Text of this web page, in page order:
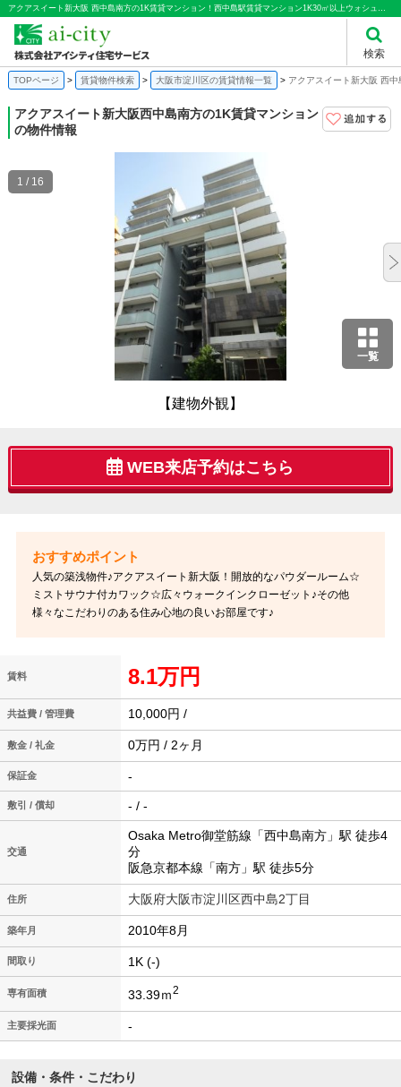
検索
アクアスイート新大阪 西中島南方の1K賃貸マンション！西中島駅賃貸マンション1K30㎡以上ウォシュレットグリル付２口ガスコンロウィークインクローゼット｜株式会社アイシティ住宅サービス
TOPページ 賃貸物件検索 大阪市淀川区の賃貸情報一覧 アクアスイート新大阪 西
アクアスイート新大阪西中島南方の1K賃貸マンション
の物件情報
一覧
【建物外観】
1 / 16
WEB来店予約はこちら
人気の築浅物件♪アクアスイート新大阪！開放的なパウダールーム☆
ミストサウナ付カワック☆広々ウォークインクローゼット♪その他
様々なこだわりのある住み心地の良いお部屋です♪
賃料 8.1万円
共益費 / 管理費 10,000円 /
敷金 / 礼金 0万円 / 2ヶ月
保証金 -
敷引 / 償却 - / -
交通
Osaka Metro御堂筋線「西中島南方」駅 徒歩4
分
阪急京都本線「南方」駅 徒歩5分
住所 大阪府大阪市淀川区西中島2丁目
築年月 2010年8月
間取り 1K (-)
専有面積 33.39ｍ2
主要採光面 -
設備・条件・こだわり